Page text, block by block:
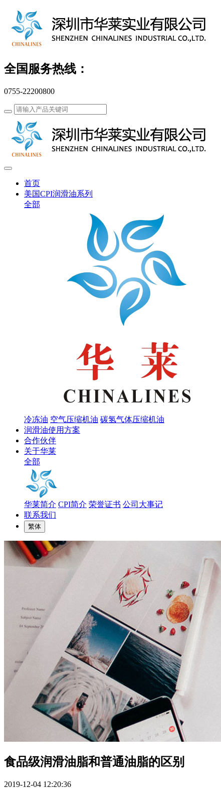
全国服务热线：
0755-22200800
首页
美国CPI润滑油系列
全部
冷冻油 空气压缩机油 碳氢气体压缩机油
润滑油使用方案
合作伙伴
关于华莱
全部
华莱简介 CPI简介 荣誉证书 公司大事记
联系我们
繁体
食品级润滑油脂和普通油脂的区别
2019-12-04 12:20:36